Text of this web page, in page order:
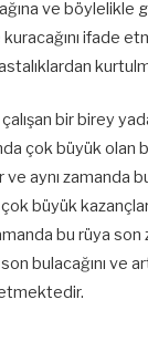
ve böylelikle
ifade
bir birey
çok büyük olan
aynı zamanda bu
büyük
bu rüya son
son bulacağını ve